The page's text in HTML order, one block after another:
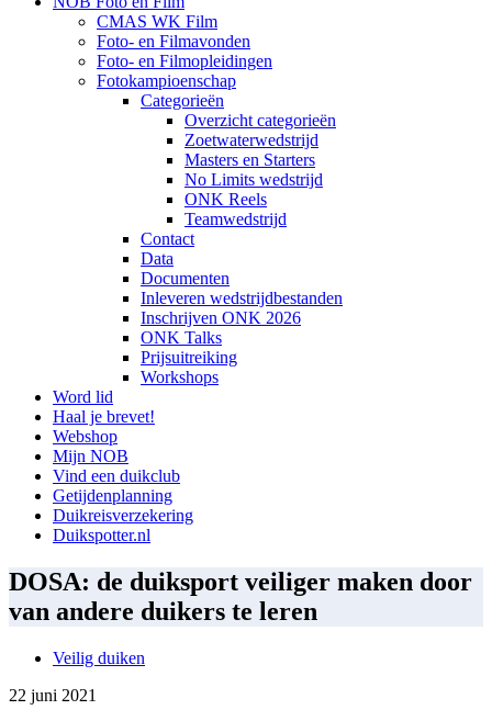
CMAS WK Film
Foto- en Filmavonden
Foto- en Filmopleidingen
Fotokampioenschap
Categorieën
Overzicht categorieën
Zoetwaterwedstrijd
Masters en Starters
No Limits wedstrijd
ONK Reels
Teamwedstrijd
Contact
Data
Documenten
Inleveren wedstrijdbestanden
Inschrijven ONK 2026
ONK Talks
Prijsuitreiking
Workshops
Word lid
Haal je brevet!
Webshop
Mijn NOB
Vind een duikclub
Getijdenplanning
Duikreisverzekering
Duikspotter.nl
DOSA: de duiksport veiliger maken door
van andere duikers te leren
Veilig duiken
22 juni 2021